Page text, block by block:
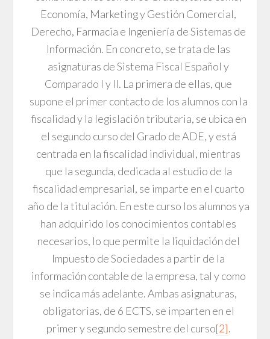
Economía, Marketing y Gestión Comercial,
Derecho, Farmacia e Ingeniería de Sistemas de
Información. En concreto, se trata de las
asignaturas de Sistema Fiscal Español y
Comparado I y II. La primera de ellas, que
supone el primer contacto de los alumnos con la
fiscalidad y la legislación tributaria, se ubica en
el segundo curso del Grado de ADE, y está
centrada en la fiscalidad individual, mientras
que la segunda, dedicada al estudio de la
fiscalidad empresarial, se imparte en el cuarto
año de la titulación. En este curso los alumnos ya
han adquirido los conocimientos contables
necesarios, lo que permite la liquidación del
Impuesto de Sociedades a partir de la
información contable de la empresa, tal y como
se indica más adelante. Ambas asignaturas,
obligatorias, de 6 ECTS, se imparten en el
primer y segundo semestre del curso[2].